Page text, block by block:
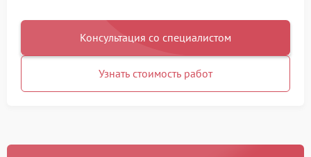
Консультация со специалистом
Узнать стоимость работ